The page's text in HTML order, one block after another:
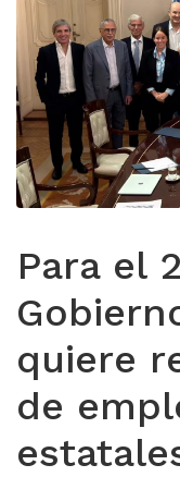
Para el
quiere
de